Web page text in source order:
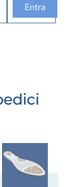
Entra